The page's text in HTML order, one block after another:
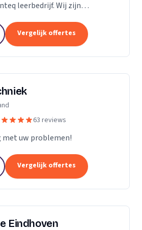
leerbedrijf. Wij zijn
Vergelijk offertes
63 reviews
met uw problemen!
Vergelijk offertes
Eindhoven